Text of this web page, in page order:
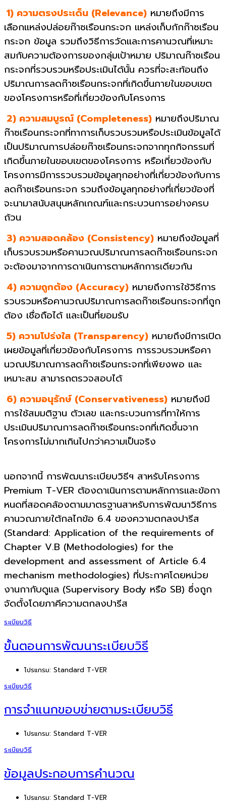
1) ความตรงประเด็น (Relevance) หมายถึงมีการ
เลือกแหล่งปล่อยก๊าซเรือนกระจก แหล่งเก็บกักก๊าซเรือน
กระจก ข้อมูล รวมถึงวิธีการวัดและการคานวณที่เหมาะ
สมกับความต้องการของกลุ่มเป้าหมาย ปริมาณก๊าซเรือน
กระจกที่รวบรวมหรือประเมินได้นั้น ควรที่จะสะท้อนถึง
ปริมาณการลดก๊าซเรือนกระจกที่เกิดขึ้นภายในขอบเขต
ของโครงการหรือที่เกี่ยวข้องกับโครงการ
2) ความสมบูรณ์ (Completeness) หมายถึงปริมาณ
ก๊าซเรือนกระจกที่ทาการเก็บรวบรวมหรือประเมินข้อมูลได้
เป็นปริมาณการปล่อยก๊าซเรือนกระจกจากทุกกิจกรรมที่
เกิดขึ้นภายในขอบเขตของโครงการ หรือเกี่ยวข้องกับ
โครงการมีการรวบรวมข้อมูลทุกอย่างที่เกี่ยวข้องกับการ
ลดก๊าซเรือนกระจก รวมถึงข้อมูลทุกอย่างที่เกี่ยวข้องที่
จะนามาสนับสนุนหลักเกณฑ์และกระบวนการอย่างครบ
ถ้วน
3) ความสอดคล้อง (Consistency) หมายถึงข้อมูลที่
เก็บรวบรวมหรือคานวณปริมาณการลดก๊าซเรือนกระจก
จะต้องมาจากการดาเนินการตามหลักการเดียวกัน
4) ความถูกต้อง (Accuracy) หมายถึงการใช้วิธีการ
รวบรวมหรือคานวณปริมาณการลดก๊าซเรือนกระจกที่ถูก
ต้อง เชื่อถือได้ และเป็นที่ยอมรับ
5) ความโปร่งใส (Transparency) หมายถึงมีการเปิด
เผยข้อมูลที่เกี่ยวข้องกับโครงการ การรวบรวมหรือคา
นวณปริมาณการลดก๊าซเรือนกระจกที่เพียงพอ และ
เหมาะสม สามารถตรวจสอบได้
6) ความอนุรักษ์ (Conservativeness) หมายถึงมี
การใช้สมมติฐาน ตัวเลข และกระบวนการที่ทาให้การ
ประเมินปริมาณการลดก๊าซเรือนกระจกที่เกิดขึ้นจาก
โครงการไม่มากเกินไปกว่าความเป็นจริง
นอกจากนี้ การพัฒนาระเบียบวิธีฯ สาหรับโครงการ
Premium T-VER ต้องดาเนินการตามหลักการและข้อกา
หนดที่สอดคล้องตามมาตรฐานสาหรับการพัฒนาวิธีการ
คานวณภายใต้กลไกข้อ 6.4 ของความตกลงปารีส
(Standard: Application of the requirements of
Chapter V.B (Methodologies) for the
development and assessment of Article 6.4
mechanism methodologies) ที่ประกาศโดยหน่วย
งานกากับดูแล (Supervisory Body หรือ SB) ซึ่งถูก
จัดตั้งโดยภาคีความตกลงปารีส
ระเบียบวิธี
ขั้นตอนการพัฒนาระเบียบวิธี
โปรแกรม: Standard T-VER
ระเบียบวิธี
การจำแนกขอบข่ายตามระเบียบวิธี
โปรแกรม: Standard T-VER
ระเบียบวิธี
ข้อมูลประกอบการคำนวณ
โปรแกรม: Standard T-VER